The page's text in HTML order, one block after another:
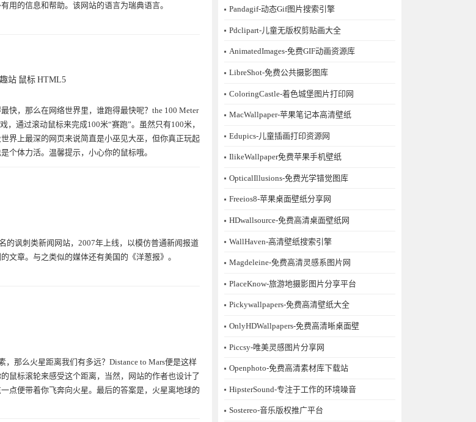
用的信息和帮助。该网站的语言为瑞典语言。
趣站 鼠标 HTML5
快，那么在网络世界里，谁跑得最快呢？the 100 Meter
，通过滚动鼠标来完成100米“赛跑”。虽然只有100米，
界上最深的网页来说简直是小巫见大巫，但你真正玩起
个体力活。温馨提示，小心你的鼠标哦。
的讽刺类新闻网站，2007年上线，以模仿普通新闻报道
文章。与之类似的媒体还有美国的《洋葱报》。
，那么火星距离我们有多远？Distance to Mars便是这样
鼠标滚轮来感受这个距离，当然，网站的作者也设计了
点便带着你飞奔向火星。最后的答案是，火星离地球的
Pandagif-动态Gif图片搜索引擎
Pdclipart-儿童无版权剪贴画大全
AnimatedImages-免费GIF动画资源库
LibreShot-免费公共摄影图库
ColoringCastle-着色城堡图片打印网
MacWallpaper-苹果笔记本高清壁纸
Edupics-儿童插画打印资源网
IlikeWallpaper免费苹果手机壁纸
OpticalIllusions-免费光学错觉图库
Freeios8-苹果桌面壁纸分享网
HDwallsource-免费高清桌面壁纸网
WallHaven-高清壁纸搜索引擎
Magdeleine-免费高清灵感系图片网
PlaceKnow-旅游地摄影图片分享平台
Pickywallpapers-免费高清壁纸大全
OnlyHDWallpapers-免费高清晰桌面壁
Piccsy-唯美灵感图片分享网
Openphoto-免费高清素材库下载站
HipsterSound-专注于工作的环境噪音
Sostereo-音乐版权推广平台